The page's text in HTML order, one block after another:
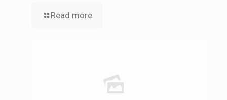
Read more